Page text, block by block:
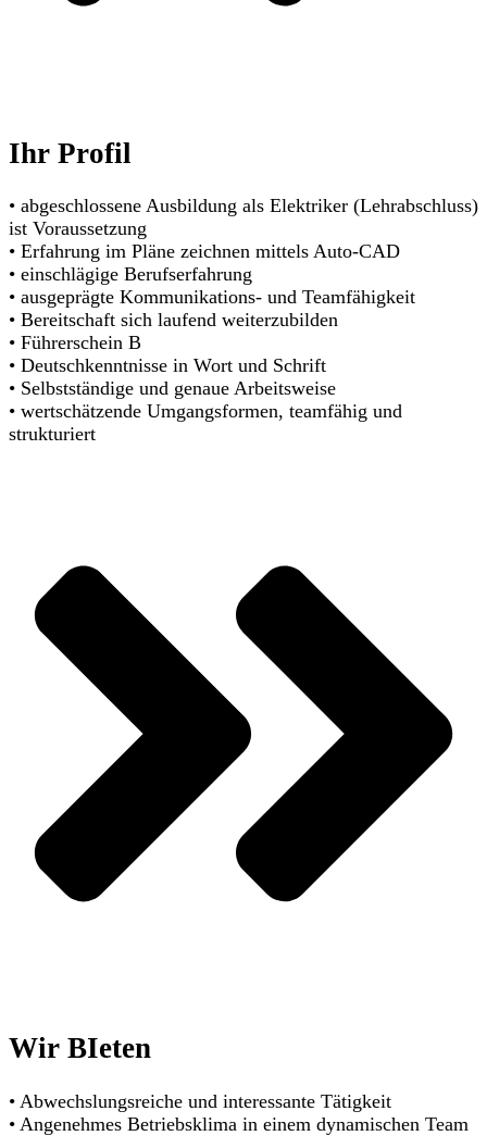
Ihr Profil
• abgeschlossene Ausbildung als Elektriker (Lehrabschluss)
ist Voraussetzung
• Erfahrung im Pläne zeichnen mittels Auto-CAD
• einschlägige Berufserfahrung
• ausgeprägte Kommunikations- und Teamfähigkeit
• Bereitschaft sich laufend weiterzubilden
• Führerschein B
• Deutschkenntnisse in Wort und Schrift
• Selbstständige und genaue Arbeitsweise
• wertschätzende Umgangsformen, teamfähig und
strukturiert
Wir BIeten
• Abwechslungsreiche und interessante Tätigkeit
• Angenehmes Betriebsklima in einem dynamischen Team